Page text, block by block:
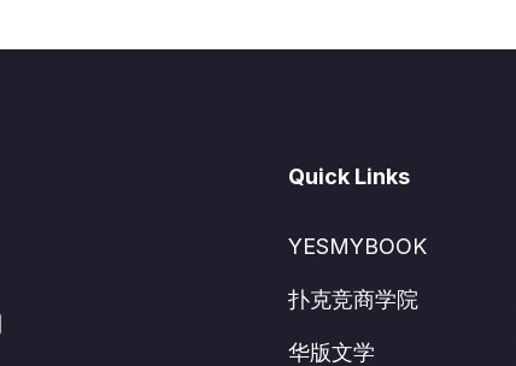
Quick Links
YESMYBOOK
扑克竞商学院
华版文学